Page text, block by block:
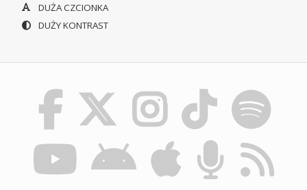
DUŻA CZCIONKA
DUŻY KONTRAST